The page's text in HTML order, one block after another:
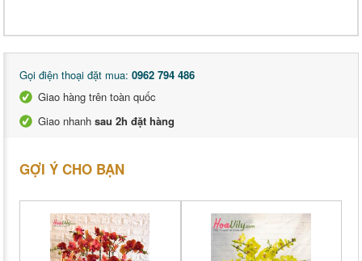
Gọi điện thoại đặt mua: 0962 794 486
Giao hàng trên toàn quốc
Giao nhanh sau 2h đặt hàng
GỢI Ý CHO BẠN